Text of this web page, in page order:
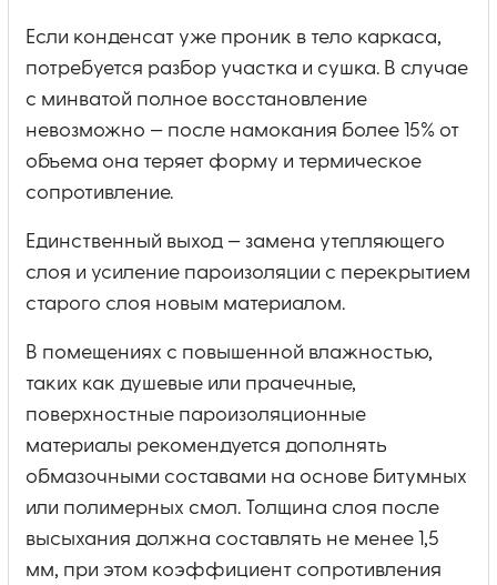
Если конденсат уже проник в тело каркаса,
потребуется разбор участка и сушка. В случае
с минватой полное восстановление
невозможно — после намокания более 15% от
объема она теряет форму и термическое
сопротивление.
Единственный выход — замена утепляющего
слоя и усиление пароизоляции с перекрытием
старого слоя новым материалом.
В помещениях с повышенной влажностью,
таких как душевые или прачечные,
поверхностные пароизоляционные
материалы рекомендуется дополнять
обмазочными составами на основе битумных
или полимерных смол. Толщина слоя после
высыхания должна составлять не менее 1,5
мм, при этом коэффициент сопротивления